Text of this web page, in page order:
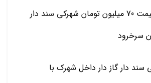
فروش ویلا زیر قیمت 70 میلیون تومان شهرکی سند دار
سرخرود
دار گاز دار داخل شهرک با